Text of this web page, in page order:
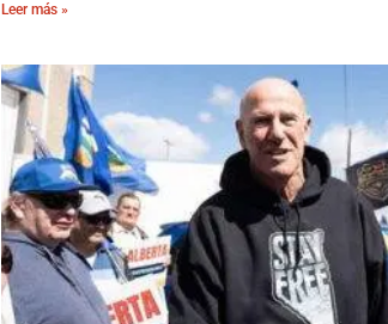
Leer más »